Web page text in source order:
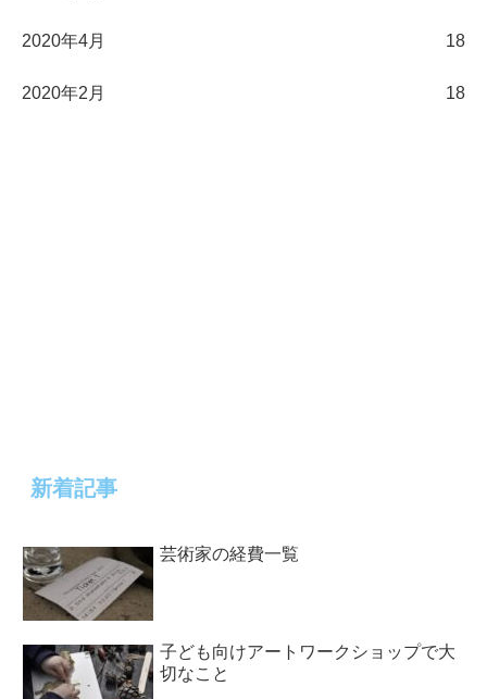
2020年4月 18
2020年2月 18
新着記事
芸術家の経費一覧
子ども向けアートワークショップで大
切なこと